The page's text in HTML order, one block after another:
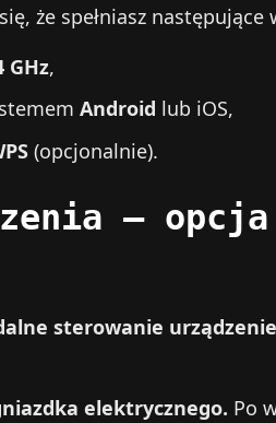
że spełniasz następujące
GHz,
Android lub iOS,
(opcjonalnie).
–
sterowanie
elektrycznego. Po